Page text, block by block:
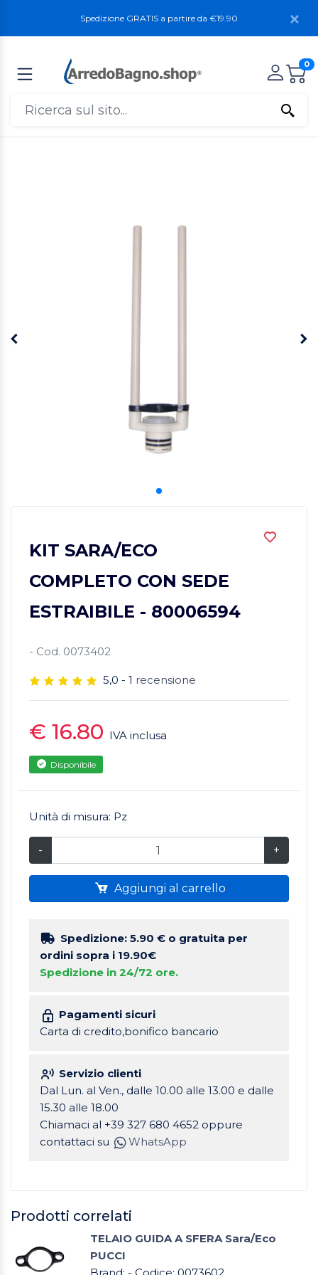
Spedizione GRATIS a partire da €19.90
0
KIT SARA/ECO
COMPLETO CON SEDE
ESTRAIBILE - 80006594
- Cod. 0073402
5,0 - 1 recensione
€ 16.80 IVA inclusa
Disponibile
Unità di misura: Pz
- +
Aggiungi al carrello
Spedizione: 5.90 €o gratuita per
ordini sopra i 19.90€
Spedizione in 24/72 ore.
Pagamenti sicuri
Carta di credito,bonifico bancario
Servizio clienti
Dal Lun. al Ven., dalle 10.00 alle 13.00 e dalle
15.30 alle 18.00
Chiamaci al +39 327 680 4652 oppure
contattaci su
WhatsApp
Prodotti correlati
TELAIO GUIDA A SFERA Sara/Eco
PUCCI